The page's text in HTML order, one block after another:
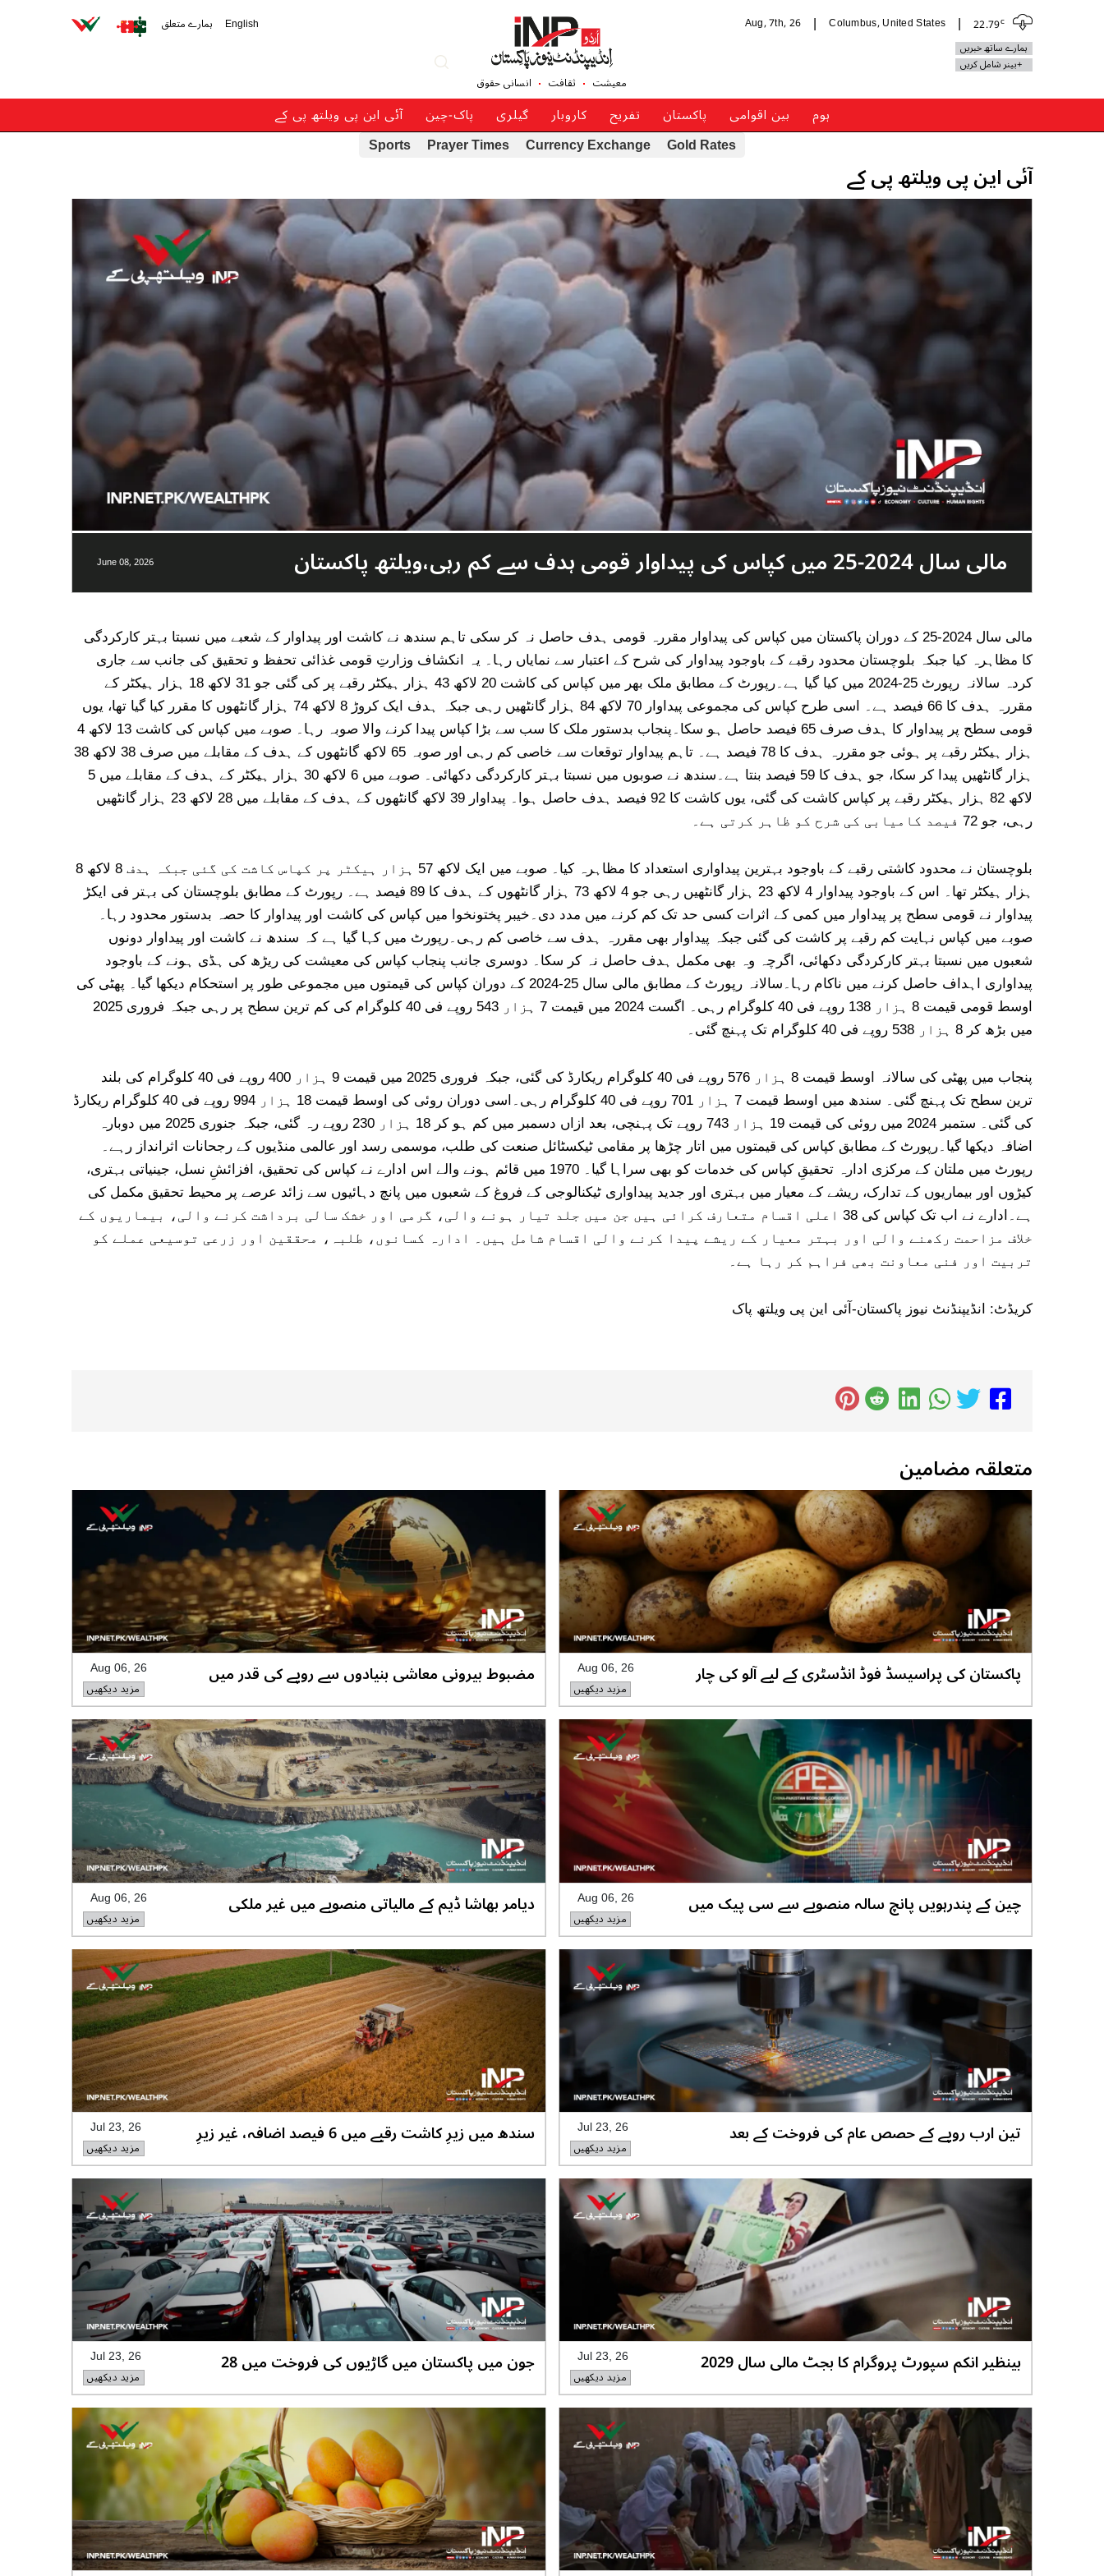
22.79c
Columbus, United States
Aug, 7th, 26
ہمارے ساتھ خبریں
+بینر شامل کریں
معیشت ثقافت انسانی حقوق
English ہمارے متعلق
ہوم بین اقوامی پاکستان تفریح کاروبار گیلری پاک-چین آئی این پی ویلتھ پی کے
Gold Rates
Currency Exchange
Prayer Times
Sports
آئی این پی ویلتھ پی کے
مالی سال 2024-25 میں کپاس کی پیداوار قومی ہدف سے کم رہی،ویلتھ پاکستان June 08, 2026
مالی سال 2024-25 کے دوران پاکستان میں کپاس کی پیداوار مقررہ قومی ہدف حاصل نہ کر سکی تاہم سندھ نے کاشت اور پیداوار کے شعبے میں نسبتا بہتر کارکردگی
کا مظاہرہ کیا جبکہ بلوچستان محدود رقبے کے باوجود پیداوار کی شرح کے اعتبار سے نمایاں رہا۔ یہ انکشاف وزارتِ قومی غذائی تحفظ و تحقیق کی جانب سے جاری
کردہ سالانہ رپورٹ 25-2024 میں کیا گیا ہے۔رپورٹ کے مطابق ملک بھر میں کپاس کی کاشت 20 لاکھ 43 ہزار ہیکٹر رقبے پر کی گئی جو 31 لاکھ 18 ہزار ہیکٹر کے
مقررہ ہدف کا 66 فیصد ہے۔ اسی طرح کپاس کی مجموعی پیداوار 70 لاکھ 84 ہزار گانٹھیں رہی جبکہ ہدف ایک کروڑ 8 لاکھ 74 ہزار گانٹھوں کا مقرر کیا گیا تھا، یوں
قومی سطح پر پیداوار کا ہدف صرف 65 فیصد حاصل ہو سکا۔پنجاب بدستور ملک کا سب سے بڑا کپاس پیدا کرنے والا صوبہ رہا۔ صوبے میں کپاس کی کاشت 13 لاکھ 4
ہزار ہیکٹر رقبے پر ہوئی جو مقررہ ہدف کا 78 فیصد ہے۔ تاہم پیداوار توقعات سے خاصی کم رہی اور صوبہ 65 لاکھ گانٹھوں کے ہدف کے مقابلے میں صرف 38 لاکھ 38
ہزار گانٹھیں پیدا کر سکا، جو ہدف کا 59 فیصد بنتا ہے۔سندھ نے صوبوں میں نسبتا بہتر کارکردگی دکھائی۔ صوبے میں 6 لاکھ 30 ہزار ہیکٹر کے ہدف کے مقابلے میں 5
لاکھ 82 ہزار ہیکٹر رقبے پر کپاس کاشت کی گئی، یوں کاشت کا 92 فیصد ہدف حاصل ہوا۔ پیداوار 39 لاکھ گانٹھوں کے ہدف کے مقابلے میں 28 لاکھ 23 ہزار گانٹھیں
رہی، جو 72 فیصد کامیابی کی شرح کو ظاہر کرتی ہے۔
بلوچستان نے محدود کاشتی رقبے کے باوجود بہترین پیداواری استعداد کا مظاہرہ کیا۔ صوبے میں ایک لاکھ 57 ہزار ہیکٹر پر کپاس کاشت کی گئی جبکہ ہدف 8 لاکھ 8
ہزار ہیکٹر تھا۔ اس کے باوجود پیداوار 4 لاکھ 23 ہزار گانٹھیں رہی جو 4 لاکھ 73 ہزار گانٹھوں کے ہدف کا 89 فیصد ہے۔ رپورٹ کے مطابق بلوچستان کی بہتر فی ایکڑ
پیداوار نے قومی سطح پر پیداوار میں کمی کے اثرات کسی حد تک کم کرنے میں مدد دی۔خیبر پختونخوا میں کپاس کی کاشت اور پیداوار کا حصہ بدستور محدود رہا۔
صوبے میں کپاس نہایت کم رقبے پر کاشت کی گئی جبکہ پیداوار بھی مقررہ ہدف سے خاصی کم رہی۔رپورٹ میں کہا گیا ہے کہ سندھ نے کاشت اور پیداوار دونوں
شعبوں میں نسبتا بہتر کارکردگی دکھائی، اگرچہ وہ بھی مکمل ہدف حاصل نہ کر سکا۔ دوسری جانب پنجاب کپاس کی معیشت کی ریڑھ کی ہڈی ہونے کے باوجود
پیداواری اہداف حاصل کرنے میں ناکام رہا۔سالانہ رپورٹ کے مطابق مالی سال 25-2024 کے دوران کپاس کی قیمتوں میں مجموعی طور پر استحکام دیکھا گیا۔ پھٹی کی
اوسط قومی قیمت 8 ہزار 138 روپے فی 40 کلوگرام رہی۔ اگست 2024 میں قیمت 7 ہزار 543 روپے فی 40 کلوگرام کی کم ترین سطح پر رہی جبکہ فروری 2025
میں بڑھ کر 8 ہزار 538 روپے فی 40 کلوگرام تک پہنچ گئی۔
پنجاب میں پھٹی کی سالانہ اوسط قیمت 8 ہزار 576 روپے فی 40 کلوگرام ریکارڈ کی گئی، جبکہ فروری 2025 میں قیمت 9 ہزار 400 روپے فی 40 کلوگرام کی بلند
ترین سطح تک پہنچ گئی۔ سندھ میں اوسط قیمت 7 ہزار 701 روپے فی 40 کلوگرام رہی۔اسی دوران روئی کی اوسط قیمت 18 ہزار 994 روپے فی 40 کلوگرام ریکارڈ
کی گئی۔ ستمبر 2024 میں روئی کی قیمت 19 ہزار 743 روپے تک پہنچی، بعد ازاں دسمبر میں کم ہو کر 18 ہزار 230 روپے رہ گئی، جبکہ جنوری 2025 میں دوبارہ
اضافہ دیکھا گیا۔رپورٹ کے مطابق کپاس کی قیمتوں میں اتار چڑھا پر مقامی ٹیکسٹائل صنعت کی طلب، موسمی رسد اور عالمی منڈیوں کے رجحانات اثرانداز رہے۔
رپورٹ میں ملتان کے مرکزی ادارہ تحقیقِ کپاس کی خدمات کو بھی سراہا گیا۔ 1970 میں قائم ہونے والے اس ادارے نے کپاس کی تحقیق، افزائشِ نسل، جینیاتی بہتری،
کیڑوں اور بیماریوں کے تدارک، ریشے کے معیار میں بہتری اور جدید پیداواری ٹیکنالوجی کے فروغ کے شعبوں میں پانچ دہائیوں سے زائد عرصے پر محیط تحقیق مکمل کی
ہے۔ادارے نے اب تک کپاس کی 38 اعلی اقسام متعارف کرائی ہیں جن میں جلد تیار ہونے والی، گرمی اور خشک سالی برداشت کرنے والی، بیماریوں کے
خلاف مزاحمت رکھنے والی اور بہتر معیار کے ریشے پیدا کرنے والی اقسام شامل ہیں۔ ادارہ کسانوں، طلبہ، محققین اور زرعی توسیعی عملے کو
تربیت اور فنی معاونت بھی فراہم کر رہا ہے۔
کریڈٹ: انڈیپنڈنٹ نیوز پاکستان-آئی این پی ویلتھ پاک
متعلقہمضامین
پاکستان کی پراسیسڈ فوڈ انڈسٹری کے لیے آلو کی چار
نئی اقسام تیار،ویلتھ پاکستان
Aug 06, 26
مزید دیکھیں مضبوط بیرونی معاشی بنیادوں سے روپے کی قدر میں
استحکام کو تقویت مل رہی ہے، ویلتھ پاکستان
Aug 06, 26
مزید دیکھیں
چین کے پندرہویں پانچ سالہ منصوبے سے سی پیک میں
عوامی فلاح پر مبنی تعاون کے نئے مواقع پیدا ہوں
گے،ویلتھ پاکستان
Aug 06, 26
مزید دیکھیں دیامر بھاشا ڈیم کے مالیاتی منصوبے میں غیر ملکی
تجارتی قرضوں کا سب سے بڑا حصہ،ویلتھ پاکستان
Aug 06, 26
مزید دیکھیں
تین ارب روپے کے حصص عام کی فروخت کے بعد
سلیکٹ ٹیکنالوجیز کی اصل آزمائش شروع، کامیابی کا
دارومدار کارکردگی پر،ویلتھ پاکستان
Jul 23, 26
مزید دیکھیں سندھ میں زیرِ کاشت رقبے میں 6 فیصد اضافہ، غیر زیرِ
کاشت زمین نصف سے بھی کم رہ گئی،ویلتھ پاکستان
Jul 23, 26
مزید دیکھیں
بینظیر انکم سپورٹ پروگرام کا بجٹ مالی سال 2029
تک ایک کھرب روپے سے تجاوز کر جائے گا،ویلتھ
پاکستان
Jul 23, 26
مزید دیکھیں جون میں پاکستان میں گاڑیوں کی فروخت میں 28
فیصد اضافہ،ویلتھ پاکستان
Jul 23, 26
مزید دیکھیں